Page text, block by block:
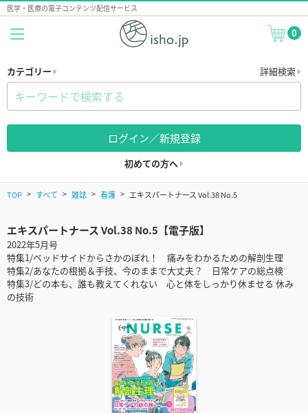
医学・医療の電子コンテンツ配信サービス
0
カテゴリー 詳細検索
ログイン／新規登録
初めての方へ
TOP すべて 雑誌 看護 エキスパートナース Vol.38 No.5
エキスパートナース Vol.38 No.5【電子版】
2022年5月号
特集1/ベッドサイドからさかのぼれ！ 痛みをわかるための解剖生理
特集2/あなたの根拠＆手技、今のままで大丈夫？ 日常ケアの総点検
特集3/どの本も、誰も教えてくれない 心と体をしっかり休ませる 休み
の技術